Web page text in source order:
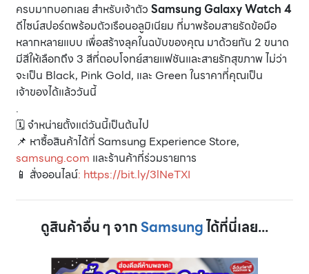
ครบมากบอกเลย สำหรับเจ้าตัว Samsung Galaxy Watch 4
ดีไซน์สปอร์ตพร้อมตัวเรือนอลูมิเนียม ที่มาพร้อมสายรัดข้อมือ
หลากหลายแบบ เพื่อสร้างลุคในฉบับของคุณ มาด้วยกัน 2 ขนาด
มีสีให้เลือกถึง 3 สีที่ตอบโจทย์สายแฟชันและสายรักสุขภาพ ไม่ว่า
จะเป็น Black, Pink Gold, และ Green ในราคาที่คุณเป็น
เจ้าของได้แล้ววันนี้
.
🗓 จำหน่ายตั้งแต่วันนี้เป็นต้นไป
📌 หาซื้อสินค้าได้ที่ Samsung Experience Store,
samsung.com และร้านค้าที่ร่วมรายการ
📱 สั่งออนไลน์: https://bit.ly/3lNeTXI
ดูสินค้าอื่น ๆ จากSamsungได้ที่นี่เลย...